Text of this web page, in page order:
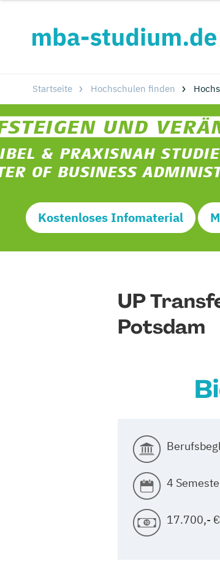
Startseite Hochschulen finden
Kostenloses Infomaterial
UP
Potsdam
4
17.700,- €